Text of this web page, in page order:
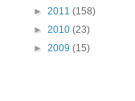
► 2011 (158)
► 2010 (23)
► 2009 (15)